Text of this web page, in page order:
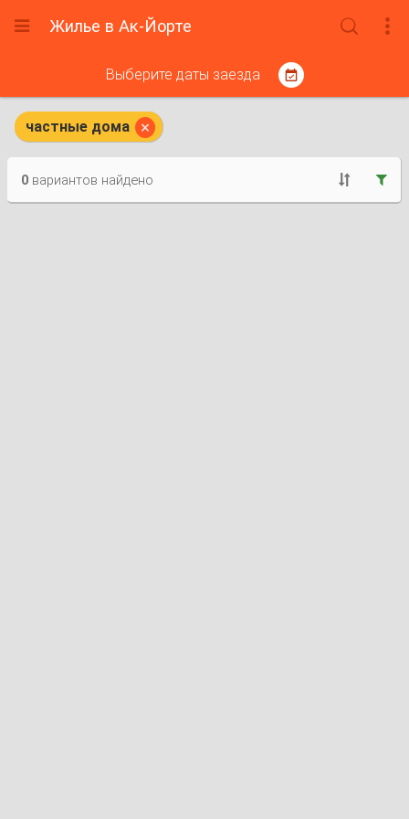
 Жилье в Ак-Йорте  
Выберите даты заезда 
частные дома 


0вариантов найдено